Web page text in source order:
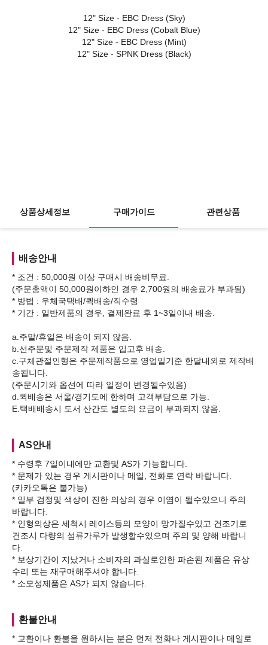
12" Size - EBC Dress (Sky)
12" Size - EBC Dress (Cobalt Blue)
12" Size - EBC Dress (Mint)
12" Size - SPNK Dress (Black)
상품상세정보 구매가이드 관련상품
배송안내
* 조건 : 50,000원 이상 구매시 배송비무료.
(주문총액이 50,000원이하인 경우 2,700원의 배송료가 부과됨)
* 방법 : 우체국택배/퀵배송/직수령
* 기간 : 일반제품의 경우, 결제완료 후 1~3일이내 배송.
a.주말/휴일은 배송이 되지 않음.
b.선주문및 주문제작 제품은 입고후 배송.
c.구체관절인형은 주문제작품으로 영업일기준 한달내외로 제작배
송됩니다.
(주문시기와 옵션에 따라 일정이 변경될수있음)
d.퀵배송은 서울/경기도에 한하며 고객부담으로 가능.
AS안내
* 수령후 7일이내에만 교환및 AS가 가능합니다.
* 문제가 있는 경우 게시판이나 메일, 전화로 연락 바랍니다.
(카카오톡은 불가능)
* 일부 검정및 색상이 진한 의상의 경우 이염이 될수있으니 주의
바랍니다.
* 인형의상은 세척시 레이스등의 모양이 망가질수있고 건조기로
건조시 다량의 섬류가루가 발생할수있으며 주의 및 양해 바랍니
다.
* 보상기간이 지났거나 소비자의 과실로인한 파손된 제품은 유상
수리 또는 재구매해주셔야 합니다.
환불안내
* 교환이나 환불을 원하시는 분은 먼저 전화나 게시판이나 메일로